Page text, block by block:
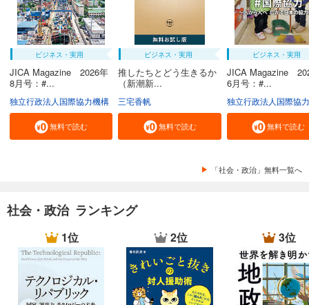
ビジネス・実用
JICA Magazine 2026年
8月号：#...
独立行政法人国際協力機構
無料で読む
ビジネス・実用
推したちとどう生きるか
（新潮新...
三宅香帆
無料で読む
ビジネス・実用
JICA Magazine
6月号：#...
独立行政法人国際協
無料で読む
「社会・政治」無料一覧へ
社会・政治 ランキング
1位 2位 3位